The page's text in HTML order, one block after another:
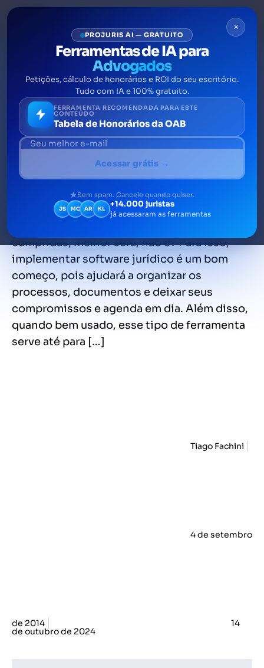
5 dicas de sites que podem
auxiliar o dia a dia de um
advogado
Não importa se você acabou de se formar, se
atua como advogado autônomo ou se já
possui um escritório há muitos anos. A vida
de um advogado é muito corrida e quanto
cumpridas, melhor será, não é? Para isso,
implementar software jurídico é um bom
começo, pois ajudará a organizar os
processos, documentos e deixar seus
compromissos e agenda em dia. Além disso,
quando bem usado, esse tipo de ferramenta
serve até para […]
Tiago Fachini
4 de setembro
de 2014 14
de outubro de 2024
×
PROJURIS AI — GRATUITO
Ferramentas de IA para
Advogados
Petições, cálculo de honorários e ROI do seu escritório.
Tudo com IA e 100% gratuito.
FERRAMENTA RECOMENDADA PARA ESTE
CONTEÚDO
Tabela de Honorários da OAB
Acessar grátis →
Sem spam. Cancele quando quiser.
JS MC AR KL +14.000 juristas
já acessaram as ferramentas